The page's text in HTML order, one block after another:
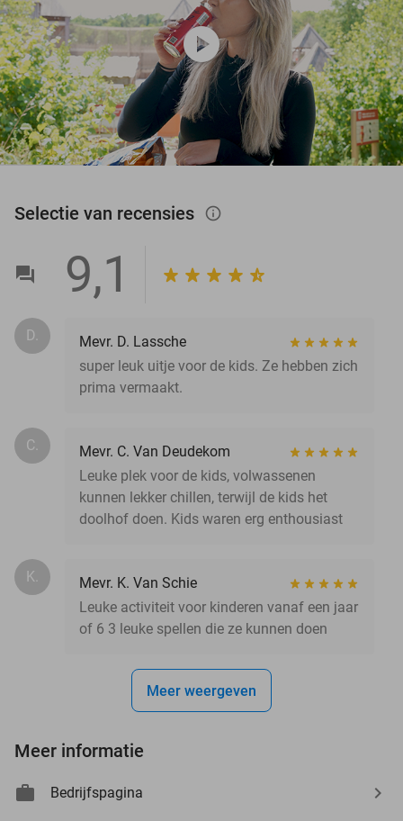
play_circle
Selectie van recensies info_outlined
9,1
D.
Mevr. D. Lassche
super leuk uitje voor de kids. Ze hebben zich
prima vermaakt.
C.
Mevr. C. Van Deudekom
Leuke plek voor de kids, volwassenen
kunnen lekker chillen, terwijl de kids het
doolhof doen. Kids waren erg enthousiast
K.
Mevr. K. Van Schie
Leuke activiteit voor kinderen vanaf een jaar
of 6 3 leuke spellen die ze kunnen doen
Meer weergeven
Meer informatie
Bedrijfspagina